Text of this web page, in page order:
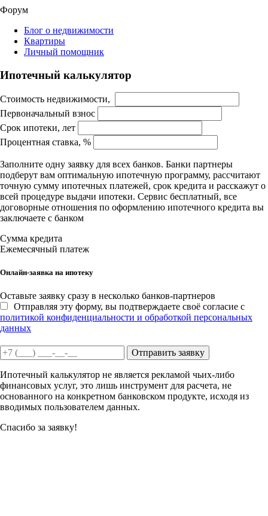
Форум
Блог о недвижимости
Квартиры
Личный помощник
Ипотечный калькулятор
Стоимость недвижимости,
Первоначальный взнос
Срок ипотеки, лет
Процентная ставка, %
Заполните одну заявку для всех банков. Банки партнеры
подберут вам оптимальную ипотечную программу, рассчитают
точную сумму ипотечных платежей, срок кредита и расскажут о
всей процедуре выдачи ипотеки. Сервис бесплатный, все
договорные отношения по оформлению ипотечного кредита вы
заключаете с банком
Сумма кредита
Ежемесячный платеж
Онлайн-заявка на ипотеку
Оставьте заявку сразу в несколько банков-партнеров
Отправляя эту форму, вы подтверждаете своё согласие с
политикой конфиденциальности и обработкой персональных
данных
Отправить заявку
Ипотечный калькулятор не является рекламой чьих-либо
финансовых услуг, это лишь инструмент для расчета, не
основанного на конкретном банковском продукте, исходя из
вводимых пользователем данных.
Спасибо за заявку!